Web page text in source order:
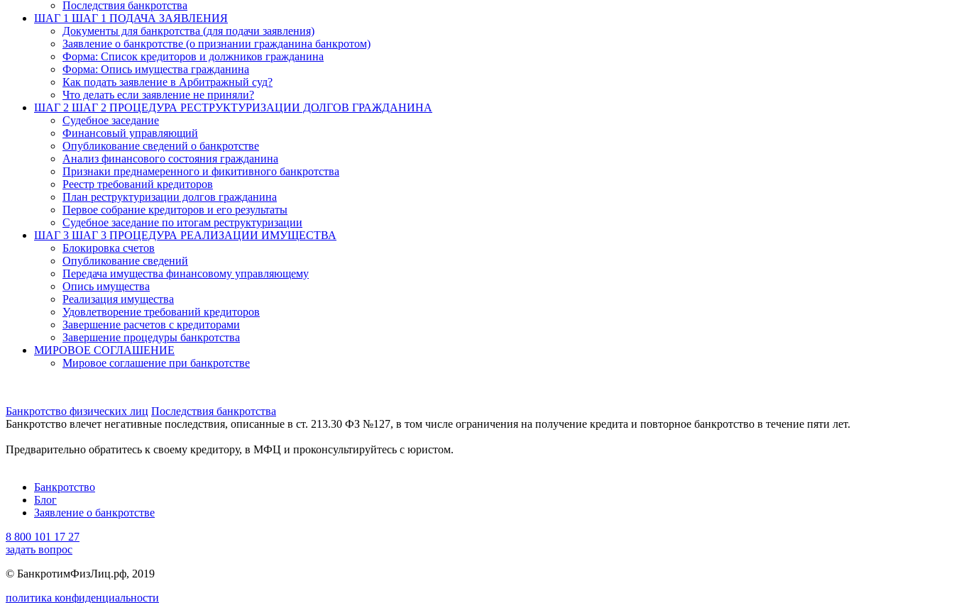
Последствия банкротства
ШАГ 1 ШАГ 1 ПОДАЧА ЗАЯВЛЕНИЯ
Документы для банкротства (для подачи заявления)
Заявление о банкротстве (о признании гражданина банкротом)
Форма: Список кредиторов и должников гражданина
Форма: Опись имущества гражданина
Как подать заявление в Арбитражный суд?
Что делать если заявление не приняли?
ШАГ 2 ШАГ 2 ПРОЦЕДУРА РЕСТРУКТУРИЗАЦИИ ДОЛГОВ ГРАЖДАНИНА
Судебное заседание
Финансовый управляющий
Опубликование сведений о банкротстве
Анализ финансового состояния гражданина
Признаки преднамеренного и фикитивного банкротства
Реестр требований кредиторов
План реструктуризации долгов гражданина
Первое собрание кредиторов и его результаты
Судебное заседание по итогам реструктуризации
ШАГ 3 ШАГ 3 ПРОЦЕДУРА РЕАЛИЗАЦИИ ИМУЩЕСТВА
Блокировка счетов
Опубликование сведений
Передача имущества финансовому управляющему
Опись имущества
Реализация имущества
Удовлетворение требований кредиторов
Завершение расчетов с кредиторами
Завершение процедуры банкротства
МИРОВОЕ СОГЛАШЕНИЕ
Мировое соглашение при банкротстве
Банкротство физических лиц Последствия банкротства
Банкротство влечет негативные последствия, описанные в ст. 213.30 ФЗ №127, в том числе ограничения на получение кредита и повторное банкротство в течение пяти лет.
Предварительно обратитесь к своему кредитору, в МФЦ и проконсультируйтесь с юристом.
Банкротство
Блог
Заявление о банкротстве
8 800 101 17 27
задать вопрос
© БанкротимФизЛиц.рф, 2019
политика конфиденциальности